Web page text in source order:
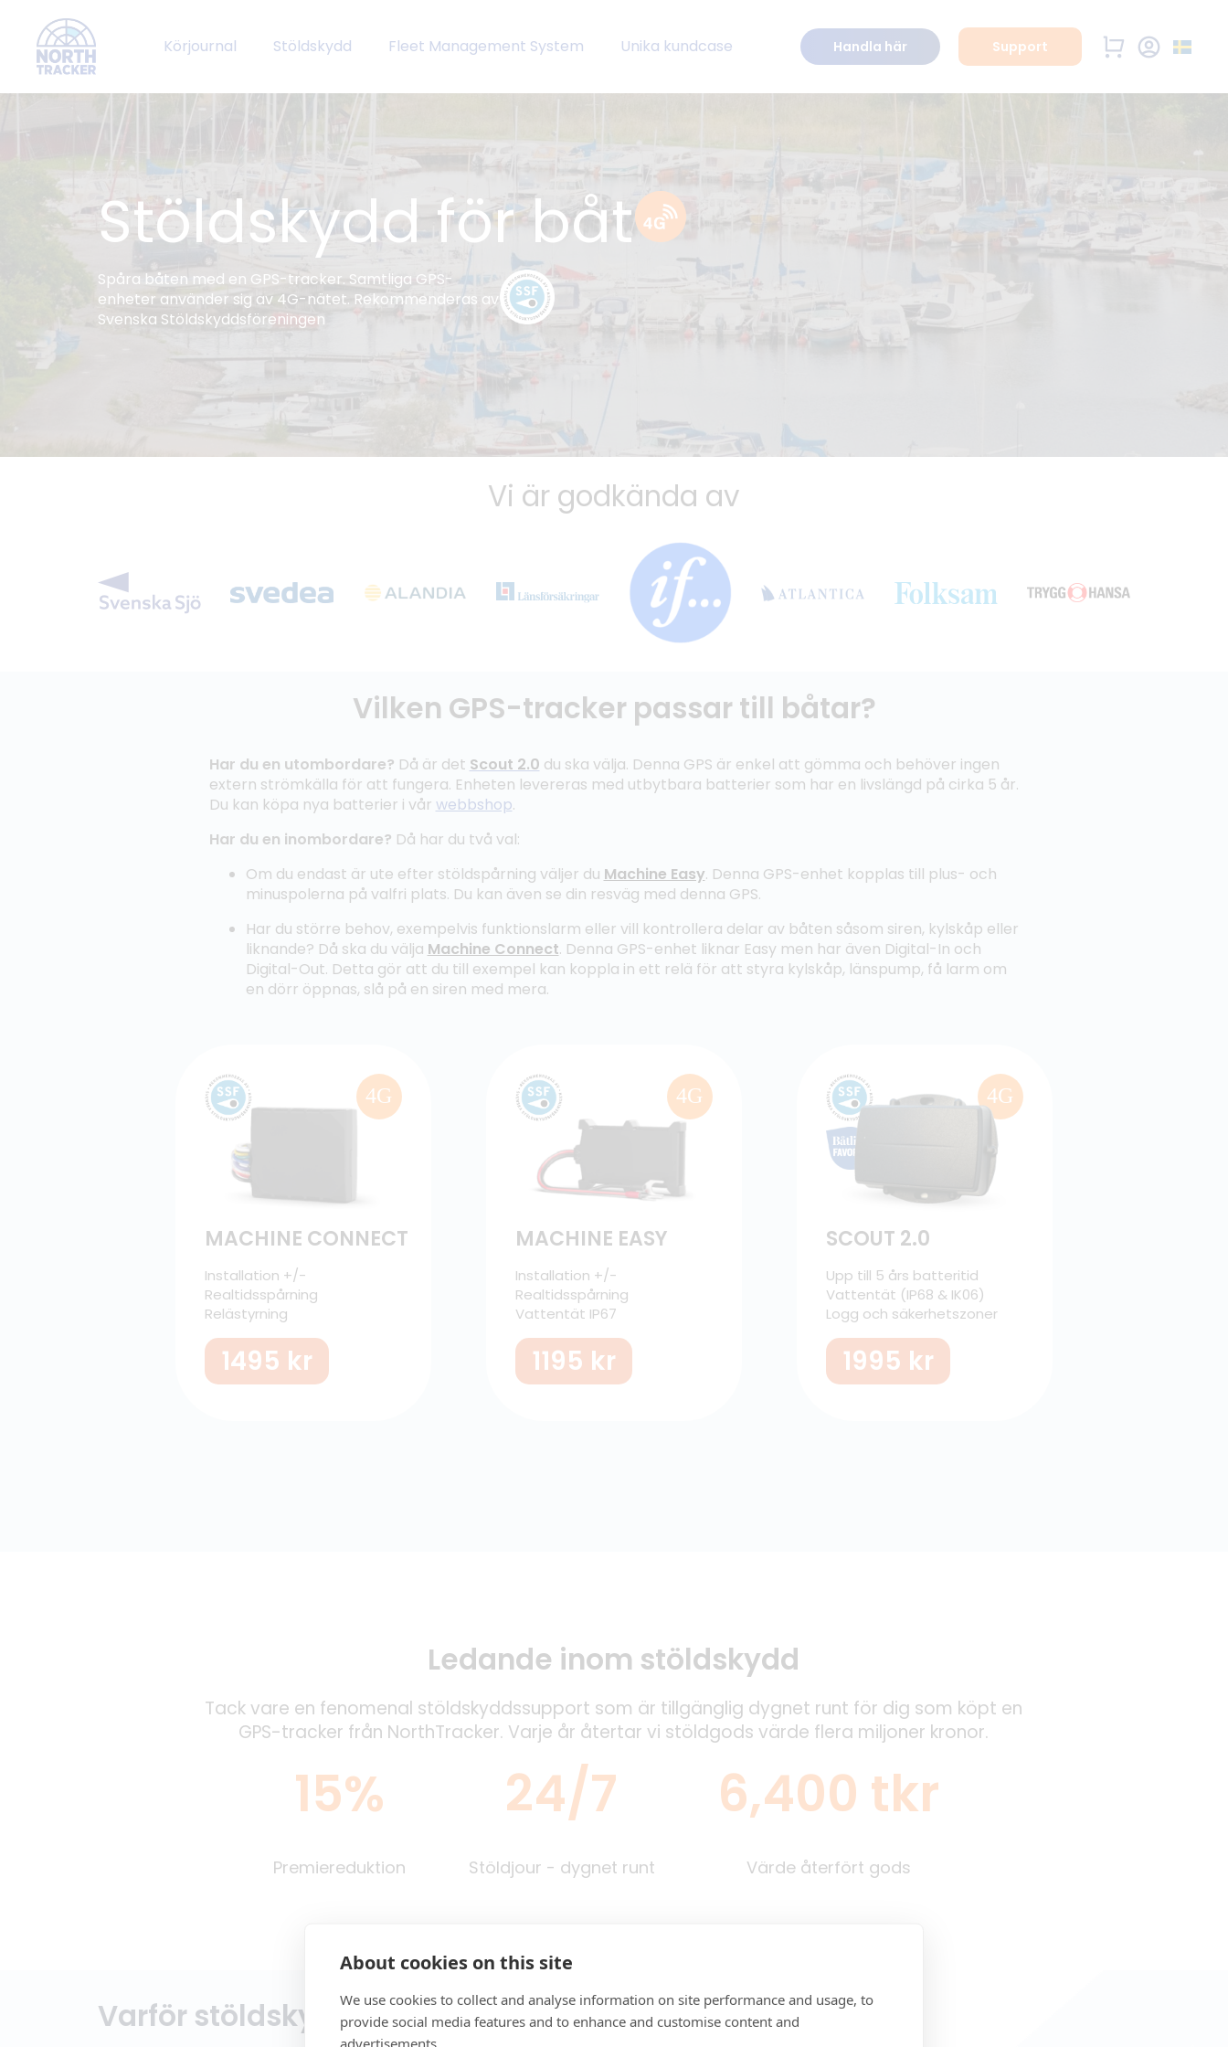
About cookies on this site
We use cookies to collect and analyse information on site performance and usage, to
provide social media features and to enhance and customise content and
advertisements.
Körjournal Stöldskydd Fleet Management System Unika kundcase Handla här Support
Stöldskydd för båt
Spåra båten med en GPS-tracker. Samtliga GPS-
enheter använder sig av 4G-nätet. Rekommenderas av
Svenska Stöldskyddsföreningen
Vi är godkända av
Vilken GPS-tracker passar till båtar?
Har du en utombordare? Då är det Scout 2.0 du ska välja. Denna GPS är enkel att gömma och behöver ingen
extern strömkälla för att fungera. Enheten levereras med utbytbara batterier som har en livslängd på cirka 5 år.
Du kan köpa nya batterier i vår webbshop.
Har du en inombordare? Då har du två val:
Om du endast är ute efter stöldspårning väljer du Machine Easy. Denna GPS-enhet kopplas till plus- och
minuspolerna på valfri plats. Du kan även se din resväg med denna GPS.
Har du större behov, exempelvis funktionslarm eller vill kontrollera delar av båten såsom siren, kylskåp eller
liknande? Då ska du välja Machine Connect. Denna GPS-enhet liknar Easy men har även Digital-In och
Digital-Out. Detta gör att du till exempel kan koppla in ett relä för att styra kylskåp, länspump, få larm om
en dörr öppnas, slå på en siren med mera.
4G
MACHINE CONNECT
Installation +/-
Realtidsspårning
Relästyrning
1495 kr
4G
MACHINE EASY
Installation +/-
Realtidsspårning
Vattentät IP67
1195 kr
4G
SCOUT 2.0
Upp till 5 års batteritid
Vattentät (IP68 & IK06)
Logg och säkerhetszoner
1995 kr
Ledande inom stöldskydd
Tack vare en fenomenal stöldskyddssupport som är tillgänglig dygnet runt för dig som köpt en
GPS-tracker från NorthTracker. Varje år återtar vi stöldgods värde flera miljoner kronor.
15%
Premiereduktion
24/7
Stöldjour - dygnet runt
6,400 tkr
Värde återfört gods
Varför stöldskydd till båt?